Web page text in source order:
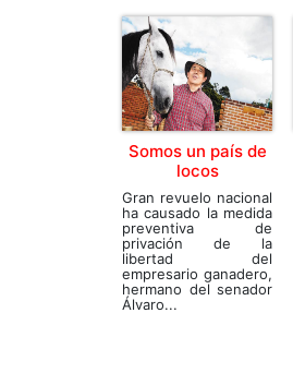
Somos un país de
locos
Gran revuelo nacional
ha causado la medida
preventiva de
privación de la
libertad del
empresario ganadero,
hermano del senador
Álvaro...